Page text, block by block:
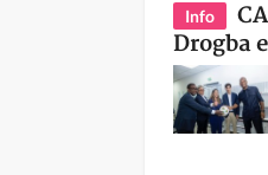
Info
Drogba